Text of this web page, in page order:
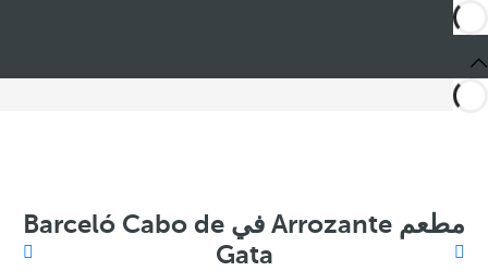
مطعم Arrozante في Barceló Cabo de
Gata